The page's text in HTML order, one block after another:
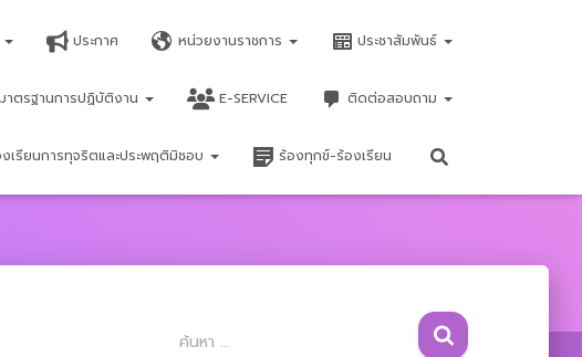
ประกาศ หน่วยงานราชการ ประชาสัมพันธ์
ตรฐานการปฏิบัติงาน E-SERVICE ติดต่อสอบถาม
เรียนการทุจริตและประพฤติมิชอบ ร้องทุกข์-ร้องเรียน
ค้
ค้นหา …